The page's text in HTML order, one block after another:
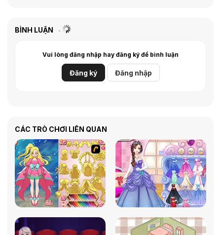
BÌNH LUẬN
Vui lòng đăng nhập hay đăng ký để bình luận
Đăng ký Đăng nhập
CÁC TRÒ CHƠI LIÊN QUAN